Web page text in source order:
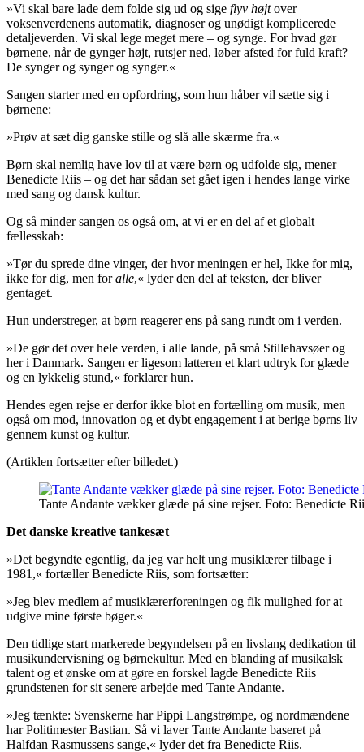
»Vi skal bare lade dem folde sig ud og sige flyv højtover
voksenverdenens automatik, diagnoser og unødigt komplicerede
detaljeverden. Vi skal lege meget mere – og synge. For hvad gør
børnene, når de gynger højt, rutsjer ned, løber afsted for fuld kraft?
De synger og synger og synger.«
Sangen starter med en opfordring, som hun håber vil sætte sig i
børnene:
»Prøv at sæt dig ganske stille og slå alle skærme fra.«
Børn skal nemlig have lov til at være børn og udfolde sig, mener
Benedicte Riis – og det har sådan set gået igen i hendes lange virke
med sang og dansk kultur.
Og så minder sangen os også om, at vi er en del af et globalt
fællesskab:
»Tør du sprede dine vinger, der hvor meningen er hel, Ikke for mig,
ikke for dig, men foralle,« lyder den del af teksten, der bliver
gentaget.
Hun understreger, at børn reagerer ens på sang rundt om i verden.
»De gør det over hele verden, i alle lande, på små Stillehavsøer og
her i Danmark. Sangen er ligesom latteren et klart udtryk for glæde
og en lykkelig stund,« forklarer hun.
Hendes egen rejse er derfor ikke blot en fortælling om musik, men
også om mod, innovation og et dybt engagement i at berige børns liv
gennem kunst og kultur.
(Artiklen fortsætter efter billedet.)
Tante Andante vækker glæde på sine rejser. Foto: Benedicte
Det danske kreative tankesæt
»Det begyndte egentlig, da jeg var helt ung musiklærer tilbage i
1981,« fortæller Benedicte Riis, som fortsætter:
»Jeg blev medlem af musiklærerforeningen og fik mulighed for at
udgive mine første bøger.«
Den tidlige start markerede begyndelsen på en livslang dedikation til
musikundervisning og børnekultur. Med en blanding af musikalsk
talent og et ønske om at gøre en forskel lagde Benedicte Riis
grundstenen for sit senere arbejde med Tante Andante.
»Jeg tænkte: Svenskerne har Pippi Langstrømpe, og nordmændene
har Politimester Bastian. Så vi laver Tante Andante baseret på
Halfdan Rasmussens sange,« lyder det fra Benedicte Riis.